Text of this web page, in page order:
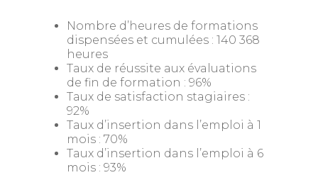
Nombre d’heures de formations
dispensées et cumulées : 140 368
heures
Taux de réussite aux évaluations
de fin de formation : 96%
Taux de satisfaction stagiaires :
92%
Taux d’insertion dans l’emploi à 1
mois : 70%
Taux d’insertion dans l’emploi à 6
mois : 93%